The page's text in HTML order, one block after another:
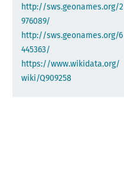
http://sws.geonames.org/2
976089/
http://sws.geonames.org/6
445363/
https://www.wikidata.org/
wiki/Q909258